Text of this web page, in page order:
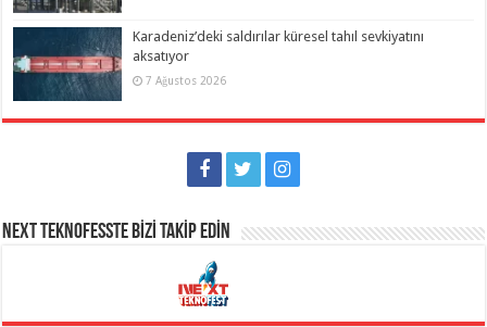
Karadeniz’deki saldırılar küresel tahıl sevkiyatını
aksatıyor
7 Ağustos 2026
NEXT TEKNOFESSTE BİZİ TAKİP EDİN